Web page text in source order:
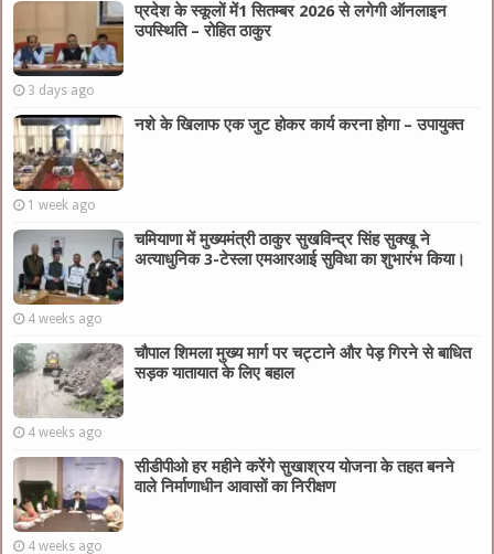
प्रदेश के स्कूलों में1 सितम्बर 2026 से लगेगी ऑनलाइन
उपस्थिति – रोहित ठाकुर
3 days ago
नशे के खिलाफ एक जुट होकर कार्य करना होगा – उपायुक्त
1 week ago
चमियाणा में मुख्यमंत्री ठाकुर सुखविन्द्र सिंह सुक्खू ने
अत्याधुनिक 3-टेस्ला एमआरआई सुविधा का शुभारंभ किया।
4 weeks ago
चौपाल शिमला मुख्य मार्ग पर चट्टाने और पेड़ गिरने से बाधित
सड़क यातायात के लिए बहाल
4 weeks ago
सीडीपीओ हर महीने करेंगे सुखाश्रय योजना के तहत बनने
वाले निर्माणाधीन आवासों का निरीक्षण
4 weeks ago